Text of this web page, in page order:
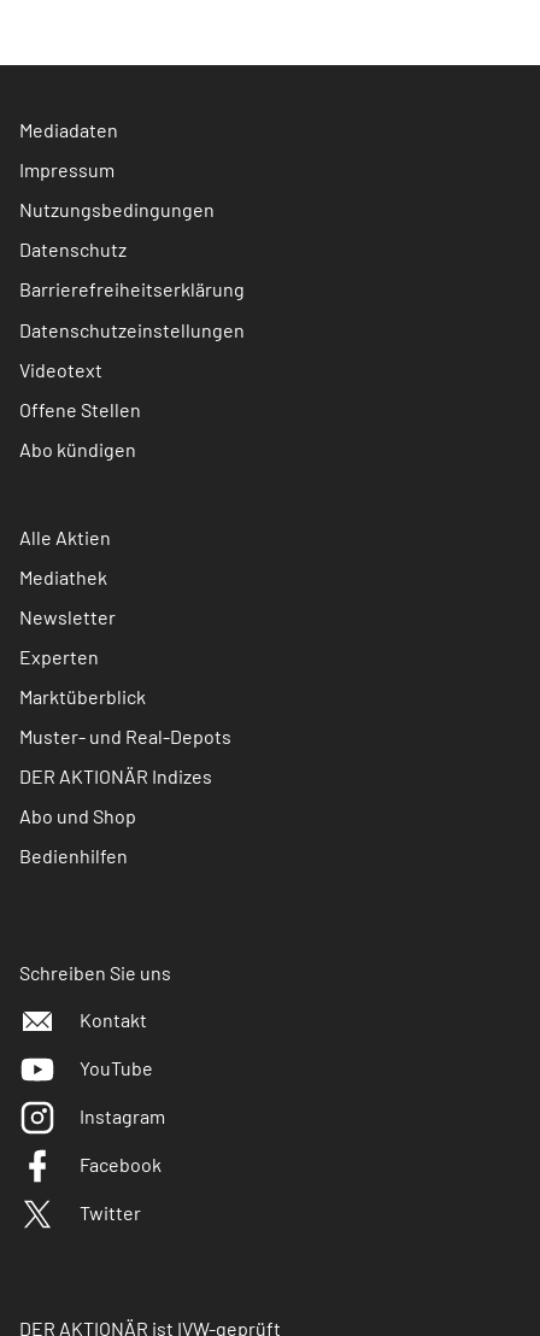
Mediadaten
Impressum
Nutzungsbedingungen
Datenschutz
Barrierefreiheitserklärung
Datenschutzeinstellungen
Videotext
Offene Stellen
Abo kündigen
Alle Aktien
Mediathek
Newsletter
Experten
Marktüberblick
Muster- und Real-Depots
DER AKTIONÄR Indizes
Abo und Shop
Bedienhilfen
Schreiben Sie uns
Kontakt
YouTube
Instagram
Facebook
Twitter
DER AKTIONÄR ist IVW-geprüft